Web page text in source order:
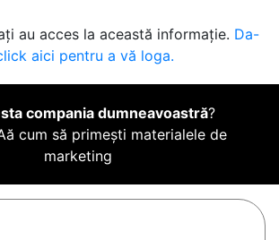
au acces la această informație. Da-
aici pentru a vă loga.
compania dumneavoastră?
cum să primești materialele de
marketing